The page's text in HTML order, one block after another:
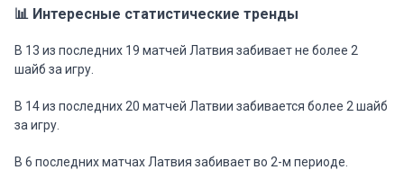
📊 Интересные статистические тренды
В 13 из последних 19 матчей Латвия забивает не более 2
шайб за игру.
В 14 из последних 20 матчей Латвии забивается более 2 шайб
за игру.
В 6 последних матчах Латвия забивает во 2-м периоде.